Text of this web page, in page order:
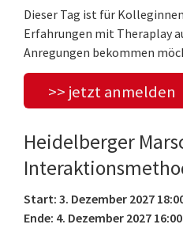
Dieser Tag ist für
Erfahrungen mit Theraplay
Anregungen bekommen
>> jetzt anmelden
Heidelberger
Start: 3. Dezember 2027
Ende: 4. Dezember 2027